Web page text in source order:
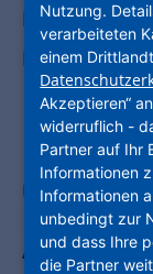
IHR
MÖCHTEN
UNSERE FAQ
Hier
Antwort!
Nutzung.
verarbeiteten
einem
Akzeptieren“
widerruflich -
Partner auf Ihr
Informationen
Informationen
unbedingt zur
und dass Ihre
die Partner